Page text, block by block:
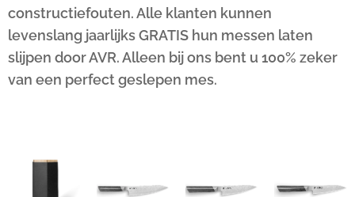
constructiefouten. Alle klanten kunnen
levenslang jaarlijks GRATIS hun messen laten
slijpen door AVR. Alleen bij ons bent u 100% zeker
van een perfect geslepen mes.